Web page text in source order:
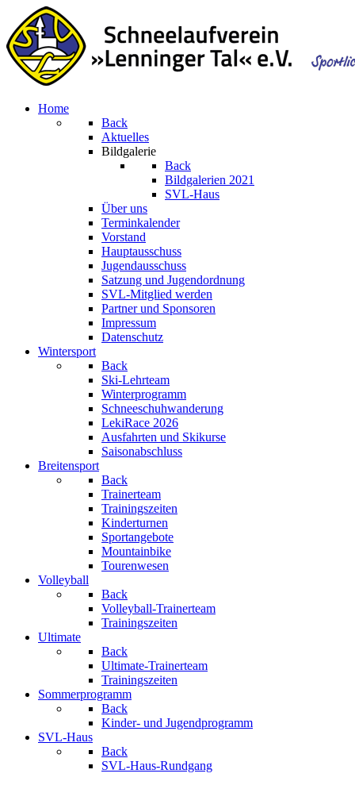
Home
Back
Aktuelles
Bildgalerie
Back
Bildgalerien 2021
SVL-Haus
Über uns
Terminkalender
Vorstand
Hauptausschuss
Jugendausschuss
Satzung und Jugendordnung
SVL-Mitglied werden
Partner und Sponsoren
Impressum
Datenschutz
Wintersport
Back
Ski-Lehrteam
Winterprogramm
Schneeschuhwanderung
LekiRace 2026
Ausfahrten und Skikurse
Saisonabschluss
Breitensport
Back
Trainerteam
Trainingszeiten
Kinderturnen
Sportangebote
Mountainbike
Tourenwesen
Volleyball
Back
Volleyball-Trainerteam
Trainingszeiten
Ultimate
Back
Ultimate-Trainerteam
Trainingszeiten
Sommerprogramm
Back
Kinder- und Jugendprogramm
SVL-Haus
Back
SVL-Haus-Rundgang